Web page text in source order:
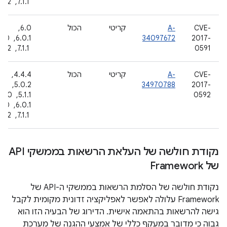
CVE-
2017-
0591
A-
34097672
קריטי הכול 6.0, ‏
CVE-
2017-
0592
A-
34970788
קריטי הכול
4.4.4, ‏
5.0.2, ‏
נקודת חולשה של העלאת הרשאות בממשקי API
של Framework
נקודת חולשה של הסלמת הרשאות בממשקי ה-API של
Framework עלולה לאפשר לאפליקציה זדונית מקומית לקבל
גישה להרשאות בהתאמה אישית. הדירוג של הבעיה הזו הוא
גבוה כי מדובר במעקף כללי של אמצעי ההגנה של מערכת